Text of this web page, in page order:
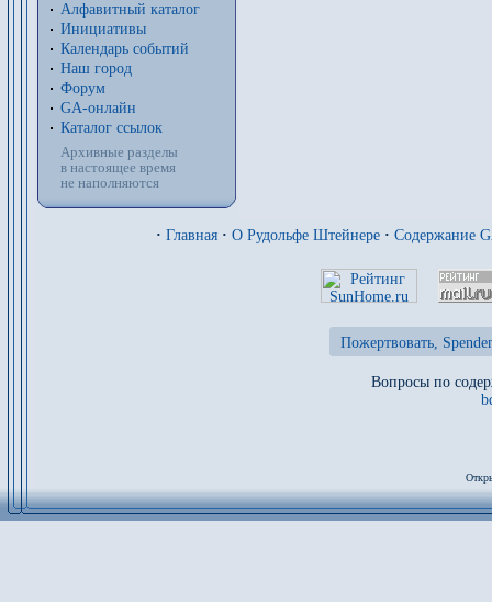
Алфавитный каталог
Инициативы
Календарь событий
Наш город
Форум
GA-онлайн
Каталог ссылок
Архивные разделы
в настоящее время
не наполняются
· Главная · О Рудольфе Штейнере · Содержание
Пожертвовать,
Вопросы по